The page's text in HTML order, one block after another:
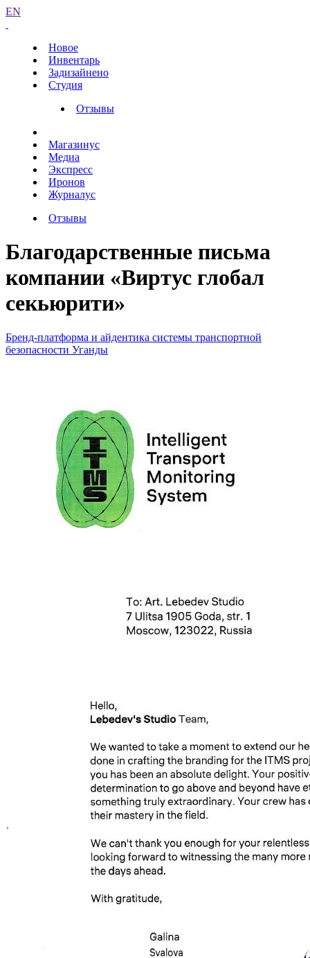
EN
Новое
Инвентарь
Задизайнено
Студия
Отзывы
Магазинус
Медиа
Экспресс
Иронов
Журналус
Отзывы
Благодарственные письма
компании «Виртус глобал
секьюрити»
Бренд-платформа и айдентика системы транспортной
безопасности Уганды